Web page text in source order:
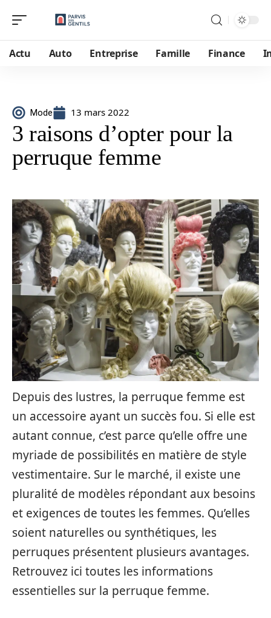
Actu Auto Entreprise Famille Finance
Mode 13 mars 2022
3 raisons d’opter pour la
perruque femme
Depuis des lustres, la perruque femme est
un accessoire ayant un succès fou. Si elle est
autant connue, c’est parce qu’elle offre une
myriade de possibilités en matière de style
vestimentaire. Sur le marché, il existe une
pluralité de modèles répondant aux besoins
et exigences de toutes les femmes. Qu’elles
soient naturelles ou synthétiques, les
perruques présentent plusieurs avantages.
Retrouvez ici toutes les informations
essentielles sur la perruque femme.